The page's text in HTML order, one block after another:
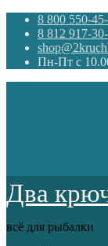
8 800 550-
8 812 917-
Пн-Пт с
Два
всё для рыбалки